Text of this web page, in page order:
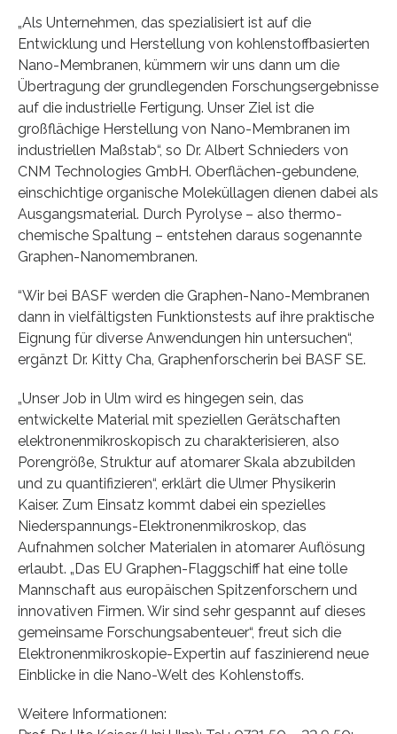
„Als Unternehmen, das spezialisiert ist auf die
Entwicklung und Herstellung von kohlenstoffbasierten
Nano-Membranen, kümmern wir uns dann um die
Übertragung der grundlegenden Forschungsergebnisse
auf die industrielle Fertigung. Unser Ziel ist die
großflächige Herstellung von Nano-Membranen im
industriellen Maßstab“, so Dr. Albert Schnieders von
CNM Technologies GmbH. Oberflächen-gebundene,
einschichtige organische Moleküllagen dienen dabei als
Ausgangsmaterial. Durch Pyrolyse – also thermo-
chemische Spaltung – entstehen daraus sogenannte
Graphen-Nanomembranen.
“Wir bei BASF werden die Graphen-Nano-Membranen
dann in vielfältigsten Funktionstests auf ihre praktische
Eignung für diverse Anwendungen hin untersuchen“,
ergänzt Dr. Kitty Cha, Graphenforscherin bei BASF SE.
„Unser Job in Ulm wird es hingegen sein, das
entwickelte Material mit speziellen Gerätschaften
elektronenmikroskopisch zu charakterisieren, also
Porengröße, Struktur auf atomarer Skala abzubilden
und zu quantifizieren“, erklärt die Ulmer Physikerin
Kaiser. Zum Einsatz kommt dabei ein spezielles
Niederspannungs-Elektronenmikroskop, das
Aufnahmen solcher Materialen in atomarer Auflösung
erlaubt. „Das EU Graphen-Flaggschiff hat eine tolle
Mannschaft aus europäischen Spitzenforschern und
innovativen Firmen. Wir sind sehr gespannt auf dieses
gemeinsame Forschungsabenteuer“, freut sich die
Elektronenmikroskopie-Expertin auf faszinierend neue
Einblicke in die Nano-Welt des Kohlenstoffs.
Weitere Informationen: